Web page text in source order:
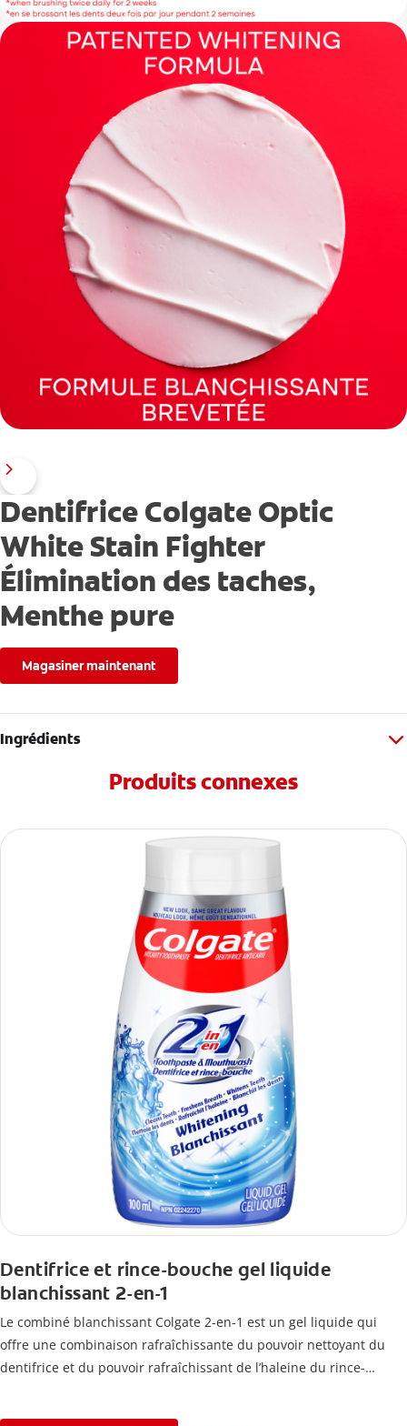
Dentifrice Colgate Optic
White Stain Fighter
Élimination des taches,
Menthe pure
Magasiner maintenant
Ingrédients
Produits connexes
Dentifrice et rince-bouche gel liquide
blanchissant 2-en-1
Le combiné blanchissant Colgate 2-en-1 est un gel liquide qui
offre une combinaison rafraîchissante du pouvoir nettoyant du
dentifrice et du pouvoir rafraîchissant de l’haleine du rince-